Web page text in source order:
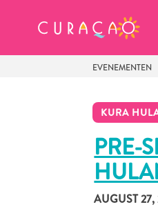
EVENEMENTEN
KURA
PRE-
AUGUST
MIJN
Zo te zien heb je